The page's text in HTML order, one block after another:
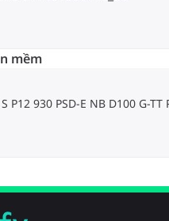
mềm
P12 930 PSD-E NB D100 G-TT